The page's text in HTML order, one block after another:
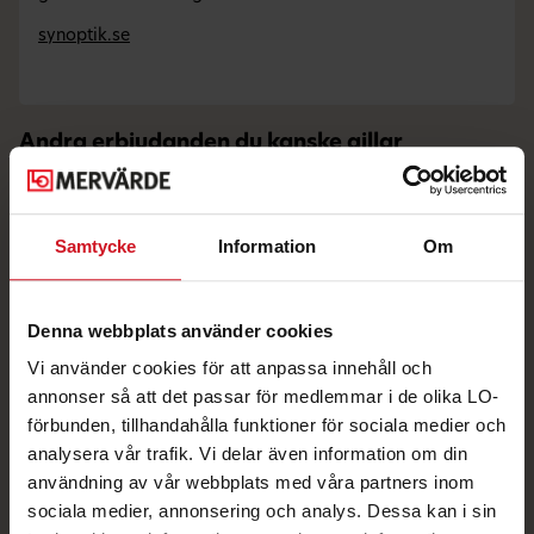
Samtycke Information Om
Denna webbplats använder cookies
Vi använder cookies för att anpassa innehåll och
annonser så att det passar för medlemmar i de olika LO-
förbunden, tillhandahålla funktioner för sociala medier och
analysera vår trafik. Vi delar även information om din
användning av vår webbplats med våra partners inom
sociala medier, annonsering och analys. Dessa kan i sin
synoptik.se
Andra erbjudanden du kanske gillar
30% på kompletta
glasögon